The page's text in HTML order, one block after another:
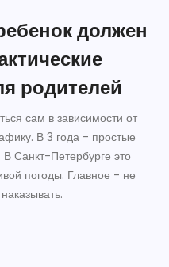
должен
родителей
сам в зависимости от
В 3 года - простые
Санкт-Петербурге это
погоды. Главное - не